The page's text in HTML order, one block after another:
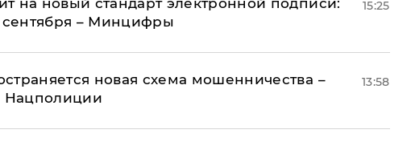
сентября – Минцифры
15:25
новая схема мошенничества –
Нацполиции
13:58